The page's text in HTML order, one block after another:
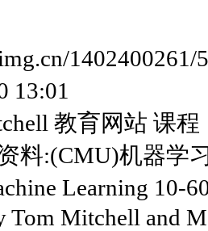
13:01
教育网站 课程
料:(CMU)机器学
Learning 10-
Tom Mitchell and